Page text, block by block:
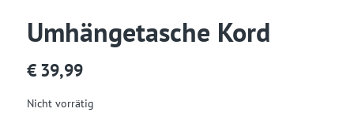
Umhängetasche Kord
€ 39,99
Nicht vorrätig